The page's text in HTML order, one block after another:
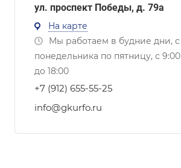
ул. проспект Победы, д. 79а
На карте
Мы работаем в будние дни, с
понедельника по пятницу, с 9:00
до 18:00
+7 (912) 655-55-25
info@gkurfo.ru